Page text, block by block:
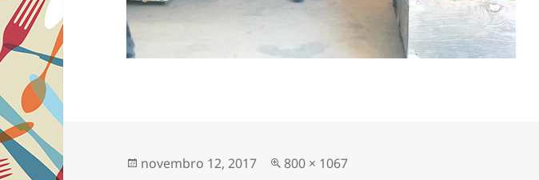
Publicado
novembro 12, 2017
Tamanho
800 × 1067